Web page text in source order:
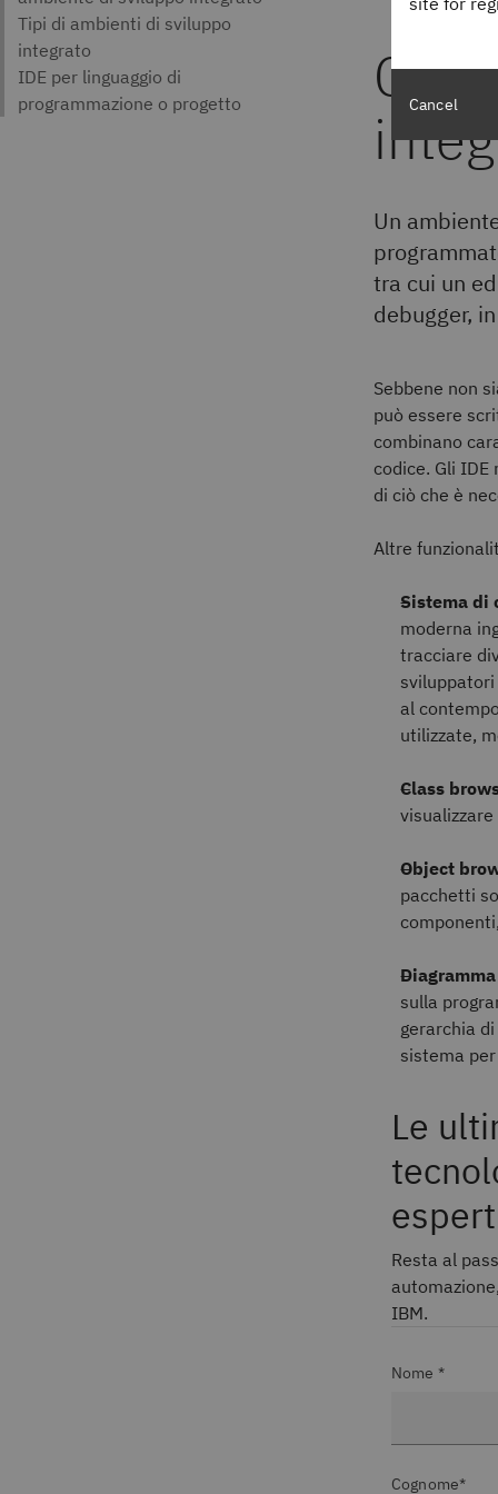
Un
tra cui un
debugger,
Sebbene non
può essere
combinano
codice. Gli
di ciò che è
Altre
Sistema di
moderna
tracciare
al
utilizzate,
Class
Object
pacchetti
sulla
gerarchia
sistema
Le
Resta al
IBM.
Nome *
Cognome*
Cancel